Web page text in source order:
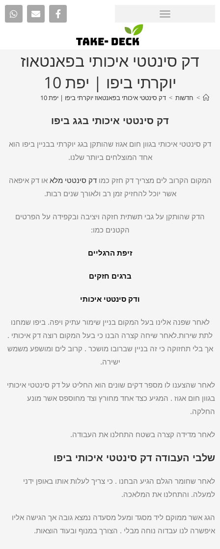
דק סינטטי איכותי בפאנטאוז
יוקרתי ביפו | יפת 10
> חדשות > דק סינטטי איכותי בפאנטאוז יוקרתי ביפו | יפת 10
דק סינטטי איכותי בגג ביפו
דק סינטטי איכותי בגוון חום אגוז שהותקן בגג יוקרתי בבניין ביפו הוא
אחד המוצלחים ביותר שלנו.
המקום הקרוב לים מצריך דק חזק כמודק סינטטי מלא או דק איפאה
אשר יוכל להחזיק זמן רב ולאורך שנים רבות.
הדק שהותקן על גבי תשתית חזקה ויציבה ובקפידה על הפרטים
הקטנים כמו:
זיפת הרגליים
ברגים חזקים
ודק סינטטי איכותי
לאחר שפנה אלינו בעל המקום בניין שימור עתיק ויפה. ביפו שמחנו
לתת שירות.לאחר שיחה קצרה הבנו כי בעל המקום רוצה דק איכותי .
אך בלי תחזוקה כי זה בניין שברובו מושכר . קרוב לים ומושפע משמש
ישירה.
לאחר שהצענו לו מספר דקים שונים הוא החליט על דק סינטטי איכותי
בגוון חום אגוז . המגיע כצד אחד מחורץ וצד מחוספס אשר מונע
החלקה.
לאחר מדידה קצרה בשטח התחלנו את העבודה.
שלבי העבודה דק סינטטי איכותי ביפו
לאחר שחומר הגלם הגיע הבחנו . כי צריך לעלות אותו באופן ידני
למעלה. והתחלנו את המלאכה.
הגג אשר ממוקם ליד מסגד ומעל מסעדה נמצא גובה אך הגישה אליו
איפשרה לנו עבדוה נוחה מבלי . הצורך במנוף ובעוד הוצאות.